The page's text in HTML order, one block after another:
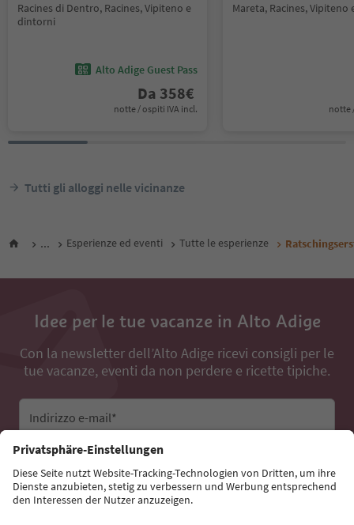
Racines di Dentro, Racines, Vipiteno e
dintorni
Alto Adige Guest Pass
Da 358€
notte / ospiti IVA incl.
Mareta, Racines,
notte
Tutti gli alloggi nelle vicinanze
... Esperienze ed eventi Tutte le esperienze
Idee per le tue vacanze in Alto Adige
Con la newsletter dell’Alto Adige ricevi consigli per le
tue vacanze, eventi da non perdere e ricette tipiche.
Indirizzo e-mail*
Iscriviti alla newsletter